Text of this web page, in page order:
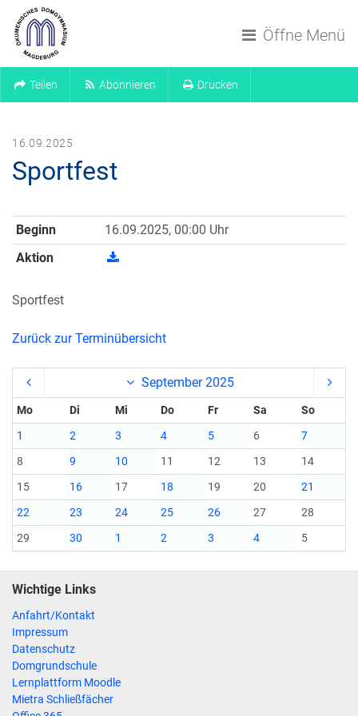
Öffne Menü
Teilen Abonnieren Drucken
16.09.2025
Sportfest
Beginn
16.09.2025, 00:00 Uhr
Aktion
Sportfest
Zurück zur Terminübersicht
September 2025
Mo Di Mi Do Fr Sa
So
1
2 3 4 5 6
7
8
9 10 11 12 13
14
15
16 17 18 19 20
21
22
23 24 25 26 27
28
29
30 1 2 3 4 5
Wichtige Links
Anfahrt/Kontakt
Impressum
Datenschutz
Domgrundschule
Lernplattform Moodle
Mietra Schließfächer